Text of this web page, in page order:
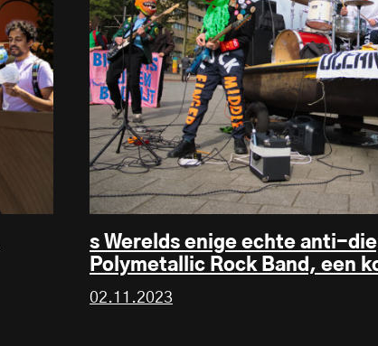
s Werelds enige echte anti-
Polymetallic Rock Band, een
02.11.2023